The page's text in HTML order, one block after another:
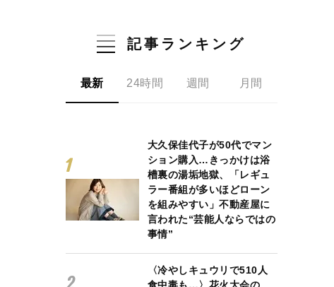
記事ランキング
最新 24時間 週間 月間
大久保佳代子が50代でマン
ション購入…きっかけは浴
槽裏の湯垢地獄、「レギュ
ラー番組が多いほどローン
を組みやすい」不動産屋に
言われた“芸能人ならではの
事情”
〈冷やしキュウリで510人